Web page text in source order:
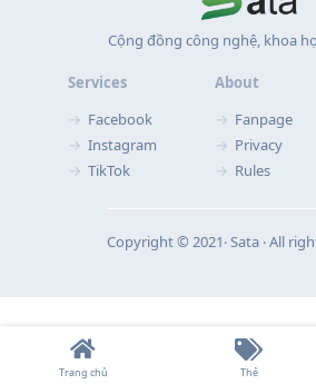
Cộng đồng công nghệ, khoa
Services
Facebook
Instagram
TikTok
About
Fanpage
Privacy
Rules
Copyright © 2021‧ Sata ‧ All
Trang chủ Thẻ